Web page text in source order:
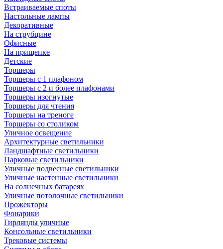
Встраиваемые споты
Настольные лампы
Декоративные
На струбцине
Офисные
На прищепке
Детские
Торшеры
Торшеры с 1 плафоном
Торшеры с 2 и более плафонами
Торшеры изогнутые
Торшеры для чтения
Торшеры на треноге
Торшеры со столиком
Уличное освещение
Архитектурные светильники
Ландшафтные светильники
Парковые светильники
Уличные подвесные светильники
Уличные настенные светильники
На солнечных батареях
Уличные потолочные светильники
Прожекторы
Фонарики
Гирлянды уличные
Консольные светильники
Трековые системы